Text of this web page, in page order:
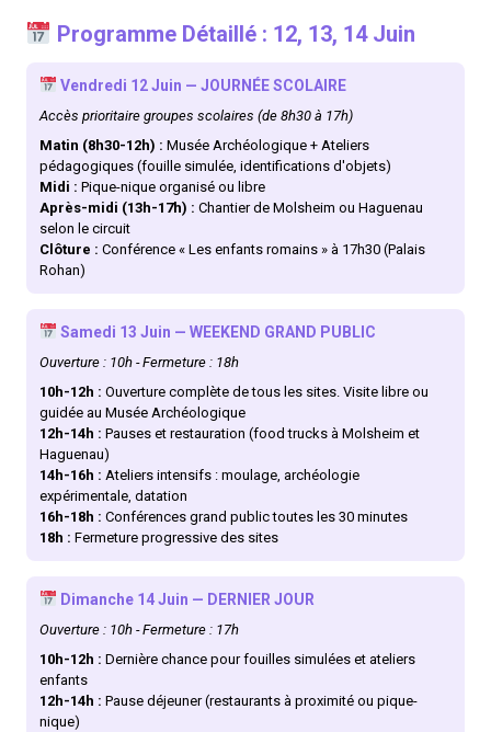
Programme Détaillé : 12, 13, 14 Juin
Vendredi 12 Juin — JOURNÉE SCOLAIRE
Accès prioritaire groupes scolaires (de 8h30 à 17h)
Matin (8h30-12h) : Musée Archéologique + Ateliers
pédagogiques (fouille simulée, identifications d'objets)
Midi : Pique-nique organisé ou libre
Après-midi (13h-17h) : Chantier de Molsheim ou Haguenau
selon le circuit
Clôture : Conférence « Les enfants romains » à 17h30 (Palais
Rohan)
Samedi 13 Juin — WEEKEND GRAND PUBLIC
Ouverture : 10h - Fermeture : 18h
10h-12h : Ouverture complète de tous les sites. Visite libre ou
guidée au Musée Archéologique
12h-14h : Pauses et restauration (food trucks à Molsheim et
Haguenau)
14h-16h : Ateliers intensifs : moulage, archéologie
expérimentale, datation
16h-18h : Conférences grand public toutes les 30 minutes
18h : Fermeture progressive des sites
Dimanche 14 Juin — DERNIER JOUR
Ouverture : 10h - Fermeture : 17h
10h-12h : Dernière chance pour fouilles simulées et ateliers
enfants
12h-14h : Pause déjeuner (restaurants à proximité ou pique-
nique)